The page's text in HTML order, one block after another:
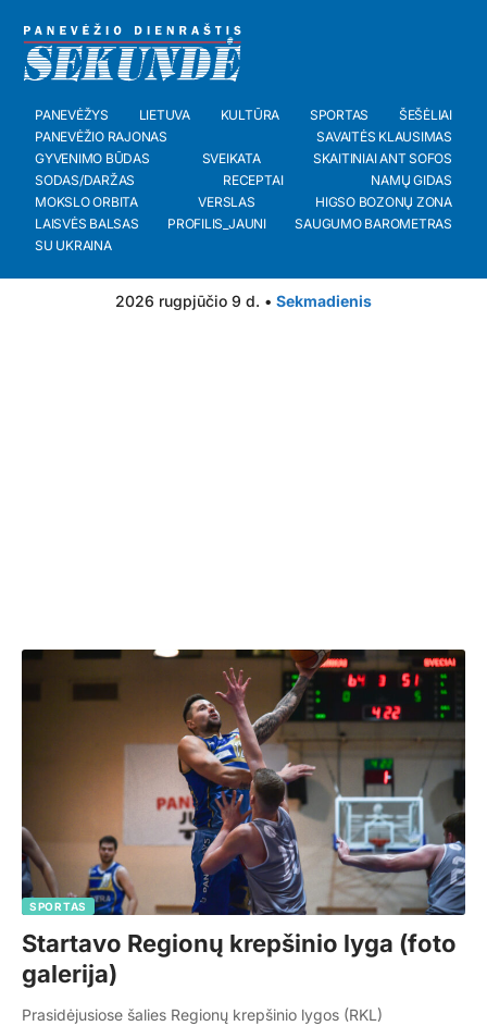
PANEVĖŽYS LIETUVA KULTŪRA SPORTAS
ŠEŠĖLIAI
PANEVĖŽIO RAJONAS
SAVAITĖS KLAUSIMAS
GYVENIMO BŪDAS
SVEIKATA
SKAITINIAI ANT SOFOS
SODAS/DARŽAS
RECEPTAI
NAMŲ GIDAS
MOKSLO ORBITA
VERSLAS
HIGSO BOZONŲ ZONA
LAISVĖS BALSAS
PROFILIS_JAUNI
SAUGUMO BAROMETRAS
SU UKRAINA
2026 rugpjūčio 9 d. • Sekmadienis
SPORTAS
Startavo Regionų krepšinio lyga (foto
galerija)
Prasidėjusiose šalies Regionų krepšinio lygos (RKL)